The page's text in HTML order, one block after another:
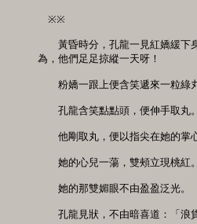
※※　　　　　　　　　　　　
黃昏時分，孔龍一見紅嬌緩下
為，他們足足掠縱一天呀！
粉嬌一跟上便含笑遞來一粒綠丸
孔龍含笑點點頭，便伸手取丸。
他剛取丸，便以指尖在她的掌心
她的心兒一蕩，雙頰立現桃紅。
她的那雙媚眼不由盈盈泛光。
孔龍見狀，不由暗喜道：「浪貨